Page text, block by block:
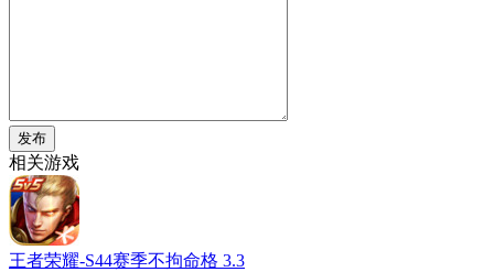
发布
相关游戏
王者荣耀-S44赛季不拘命格 3.3